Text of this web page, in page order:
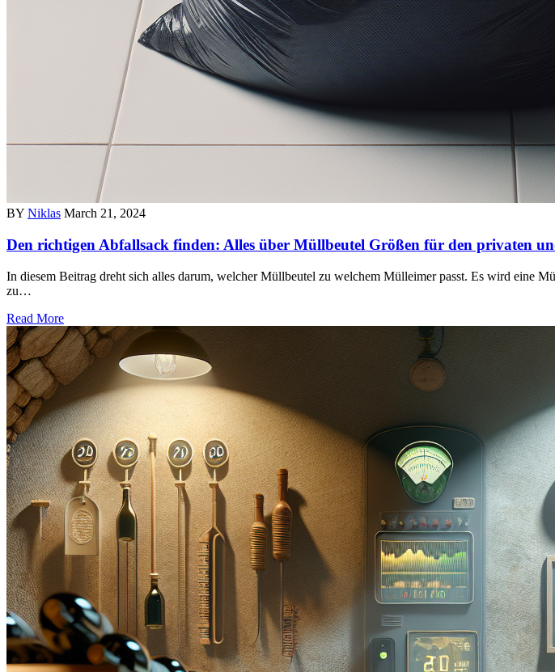
BY Niklas March 21, 2024
Den richtigen Abfallsack finden: Alles über Müllbeutel Größen für den privaten
In diesem Beitrag dreht sich alles darum, welcher Müllbeutel zu welchem Mülleimer passt. Es wird eine
zu…
Read More